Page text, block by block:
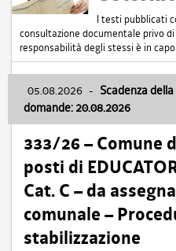
I testi pubblicati
consultazione documentale privo
responsabilità degli stessi è in
05.08.2026 - Scadenza
domande: 20.08.2026
333/26 – Comune
posti di
Cat. C – da
comunale –
stabilizzazione